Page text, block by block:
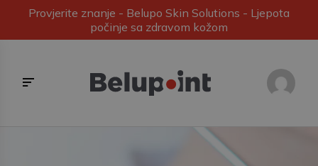
Provjerite znanje - Belupo Skin Solutions - Ljepota
počinje sa zdravom kožom